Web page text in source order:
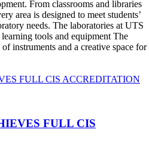
From classrooms and libraries
area is designed to meet students’
needs. The laboratories at UTS
tools and equipment The
instruments and a creative space for
FULL CIS